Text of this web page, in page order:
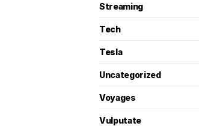
Streaming
Tech
Tesla
Uncategorized
Voyages
Vulputate